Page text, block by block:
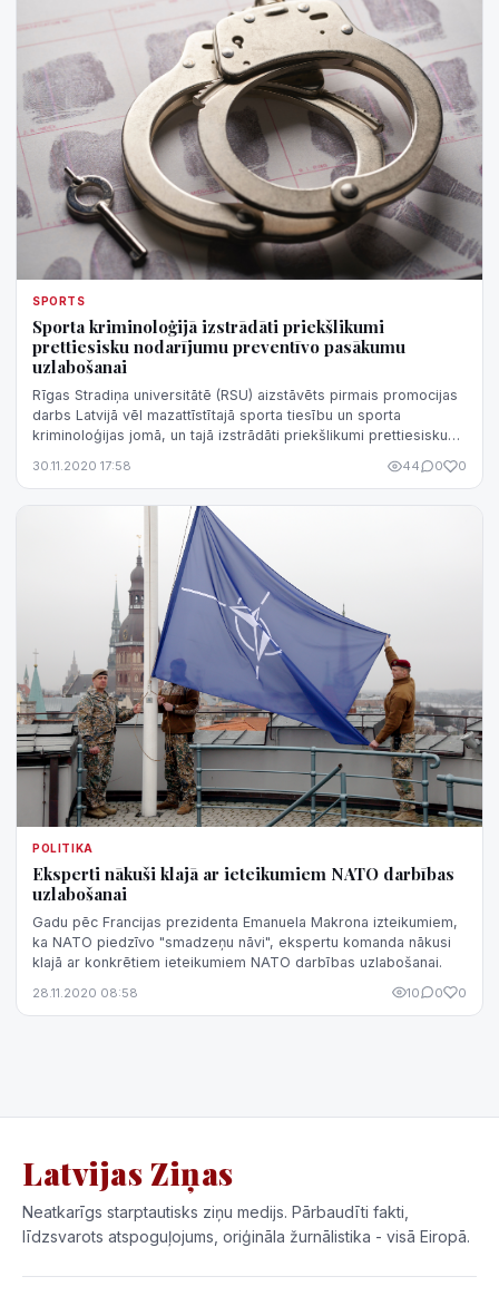
SPORTS
Sporta kriminoloģijā izstrādāti priekšlikumi
prettiesisku nodarījumu preventīvo pasākumu
uzlabošanai
Rīgas Stradiņa universitātē (RSU) aizstāvēts pirmais promocijas
darbs Latvijā vēl mazattīstītajā sporta tiesību un sporta
kriminoloģijas jomā, un tajā izstrādāti priekšlikumi prettiesisku
30.11.2020 17:58 44 0 0
POLITIKA
Eksperti nākuši klajā ar ieteikumiem NATO darbības
uzlabošanai
Gadu pēc Francijas prezidenta Emanuela Makrona izteikumiem,
ka NATO piedzīvo "smadzeņu nāvi", ekspertu komanda nākusi
klajā ar konkrētiem ieteikumiem NATO darbības uzlabošanai.
28.11.2020 08:58 10 0 0
Latvijas Ziņas
Neatkarīgs starptautisks ziņu medijs. Pārbaudīti fakti,
līdzsvarots atspoguļojums, oriģināla žurnālistika - visā Eiropā.